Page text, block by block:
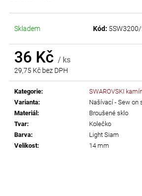
Skladem Kód:
36 Kč / ks
29,75 Kč bez DPH
Měrná
cena:
Kategorie:
SWAROVSKI
Varianta:
Našívací - Sew on
Materiál:
Broušené sklo
Tvar:
Kolečko
Barva:
Light Siam
Velikost: 14 mm
55 Kč